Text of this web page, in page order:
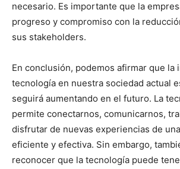
necesario. Es importante que la
progreso y compromiso con la
sus stakeholders.
En conclusión, podemos afirmar que la
tecnología en nuestra sociedad actual
seguirá aumentando en el futuro. La
permite conectarnos, comunicarnos,
disfrutar de nuevas experiencias de
eficiente y efectiva. Sin embargo,
reconocer que la tecnología puede